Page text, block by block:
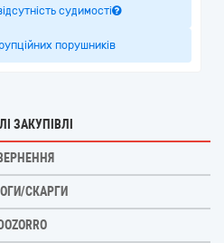
судимості
порушників
ЗАКУПІВЛІ
СКАРГИ
DOZORRO